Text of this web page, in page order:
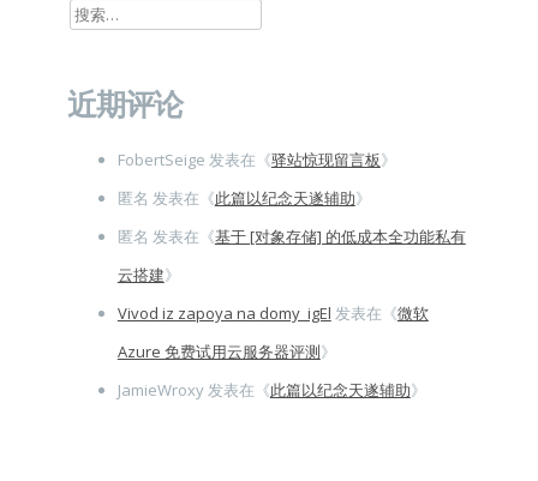
搜
近期评论
FobertSeige 发表在《驿站惊现留言板》
匿名 发表在《此篇以纪念天遂辅助》
匿名 发表在《基于 [对象存储] 的低成本全功能私有
云搭建》
Vivod iz zapoya na domy_igEl 发表在《微软
Azure 免费试用云服务器评测》
JamieWroxy发表在《此篇以纪念天遂辅助》